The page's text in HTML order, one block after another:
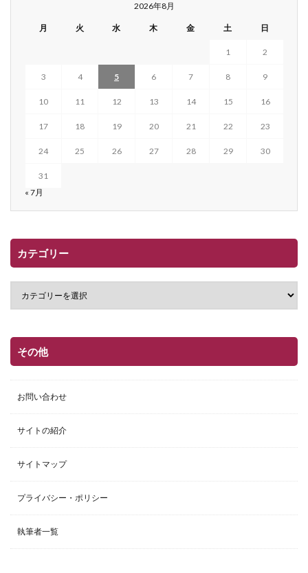
2026年8月
月 火 水 木 金 土 日
1 2
3 4 5 6 7 8 9
10 11 12 13 14 15 16
17 18 19 20 21 22 23
24 25 26 27 28 29 30
31
« 7月
カテゴリー
その他
お問い合わせ
サイトの紹介
サイトマップ
プライバシー・ポリシー
執筆者一覧